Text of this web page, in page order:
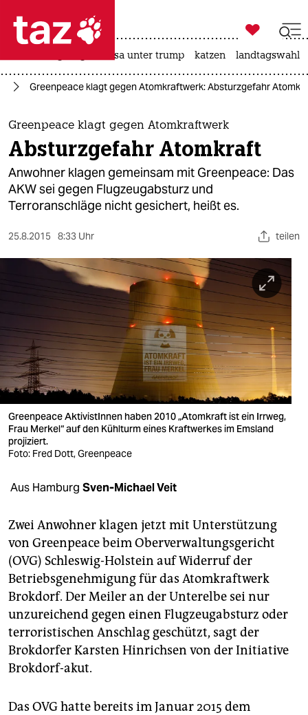
 taz zahl ich
taz zahl ich
themen
politik
öko
nord
wahrheit
verlag
verlag
veranstaltungen
shop
unterstützen
abo
genossenschaft
epaper login

taz zahl ich
usa unter trump katzen landtagswahl
Greenpeace klagt gegen Atomkraftwerk: Absturzgefahr
Greenpeace klagt gegen Atomkraftwerk
Absturzgefahr Atomkraft
Anwohner klagen gemeinsam mit Greenpeace: Das
AKW sei gegen Flugzeugabsturz und
Terroranschläge nicht gesichert, heißt es.
25.8.2015 8:33 Uhr teilen
Greenpeace AktivistInnen haben 2010 „Atomkraft ist ein Irrweg,
Frau Merkel“ auf den Kühlturm eines Kraftwerkes im Emsland
projiziert.
Foto: Fred Dott, Greenpeace
Aus Hamburg Sven-Michael Veit
Zwei Anwohner klagen jetzt mit Unterstützung
von Greenpeace beim Oberverwaltungsgericht
(OVG) Schleswig-Holstein auf Widerruf der
Betriebsgenehmigung für das Atomkraftwerk
Brokdorf. Der Meiler an der Unterelbe sei nur
unzureichend gegen einen Flugzeugabsturz oder
terroristischen Anschlag geschützt, sagt der
Brokdorfer Karsten Hinrichsen von der Initiative
Brokdorf-akut.
Das OVG hatte bereits im Januar 2015 dem